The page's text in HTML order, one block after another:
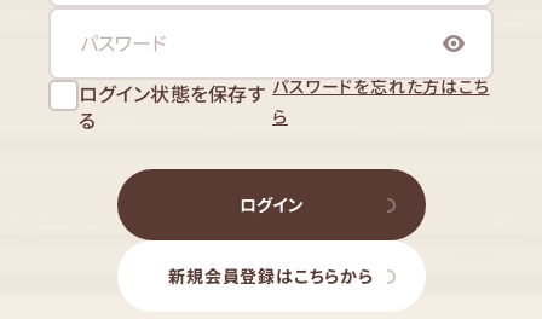
ログイン状態を保存す
る
パスワードを忘れた方はこち
ら
ログイン
新規会員登録はこちらから